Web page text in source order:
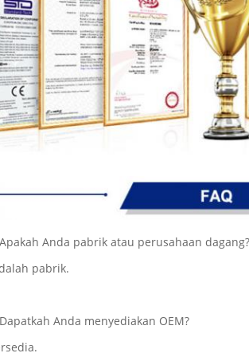
Anda pabrik atau perusahaan dagang?
pabrik.
Anda menyediakan OEM?